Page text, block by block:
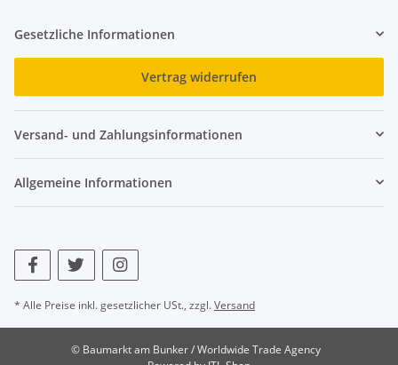
Gesetzliche Informationen
Vertrag widerrufen
Versand- und Zahlungsinformationen
Allgemeine Informationen
* Alle Preise inkl. gesetzlicher USt., zzgl.Versand
© Baumarkt am Bunker / Worldwide Trade Agency